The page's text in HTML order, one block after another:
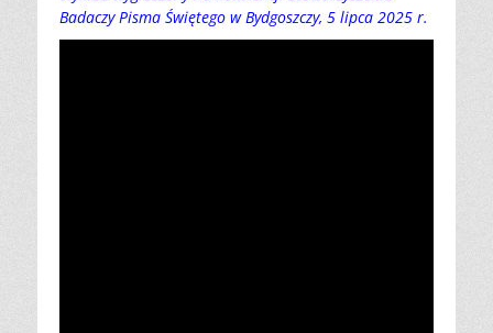
Badaczy Pisma Świętego w Bydgoszczy, 5 lipca 2025 r.